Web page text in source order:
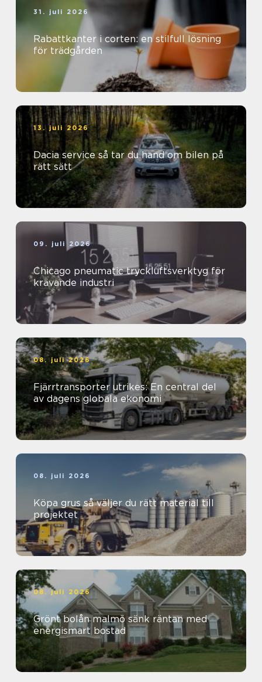
31. juli 2026
Rabattkanter i corten: en stilfull lösning
för trädgården
13. juli 2026
Dacia service så tar du hand om bilen på
rätt sätt
09. juli 2026
Chicago pneumatic tryckluftsverktyg för
krävande industri
08. juli 2026
Fjärrtransporter utrikes: En central del
av dagens globala ekonomi
08. juli 2026
Köpa grus så väljer du rätt material till
projektet
08. juli 2026
Grönt bolån malmö sänk räntan med
energismart bostad